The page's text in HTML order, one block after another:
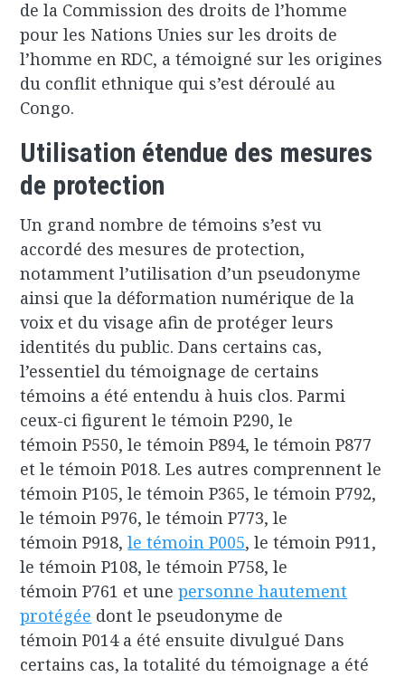
de la Commission des droits de l’homme
pour les Nations Unies sur les droits de
l’homme en RDC, a témoigné sur les origines
du conflit ethnique qui s’est déroulé au
Congo.
Utilisation étendue des mesures
de protection
Un grand nombre de témoins s’est vu
accordé des mesures de protection,
notamment l’utilisation d’un pseudonyme
ainsi que la déformation numérique de la
voix et du visage afin de protéger leurs
identités du public. Dans certains cas,
l’essentiel du témoignage de certains
témoins a été entendu à huis clos. Parmi
ceux-ci figurent le témoin P290, le
témoin P550, le témoin P894, le témoin P877
et le témoin P018. Les autres comprennent le
témoin P105, le témoin P365, le témoin P792,
le témoin P976, le témoin P773, le
témoin P918,le témoin P005, le témoin P911,
le témoin P108, le témoin P758, le
témoin P761 et unepersonne hautement
protégée dont le pseudonyme de
témoin P014 a été ensuite divulgué Dans
certains cas, la totalité du témoignage a été